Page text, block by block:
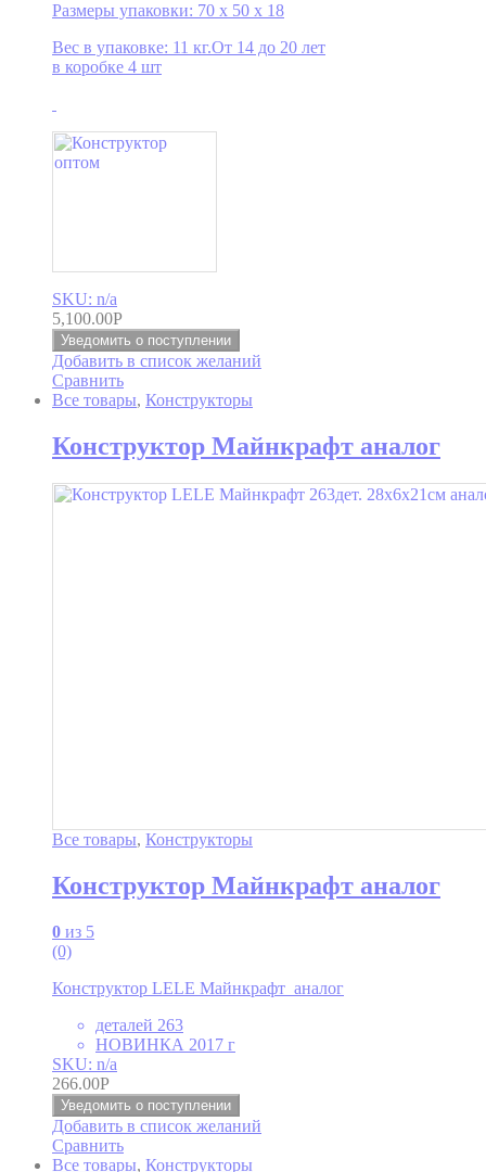
Размеры упаковки: 70 x 50 x 18
Вес в упаковке: 11 кг.От 14 до 20 лет
в коробке 4 шт
SKU: n/a
5,100.00Р
Уведомить о поступлении
Добавить в список желаний
Сравнить
Все товары, Конструкторы
Конструктор Майнкрафт аналог
Все товары, Конструкторы
Конструктор Майнкрафт аналог
0 из 5
(0)
Конструктор LELE Майнкрафт аналог
деталей 263
НОВИНКА 2017 г
SKU: n/a
266.00Р
Уведомить о поступлении
Добавить в список желаний
Сравнить
Все товары, Конструкторы